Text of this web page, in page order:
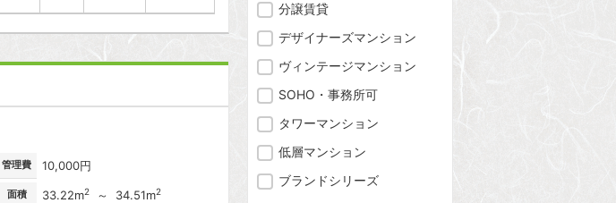
管理費 10,000円
面積 33.22m2 ～ 34.51m2
分譲賃貸
デザイナーズマンション
ヴィンテージマンション
SOHO・事務所可
タワーマンション
低層マンション
ブランドシリーズ